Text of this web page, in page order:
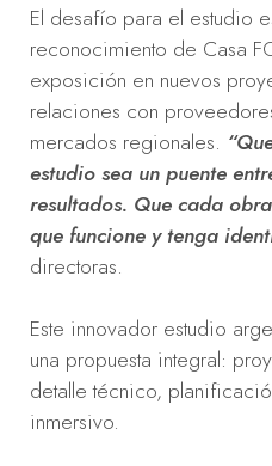
El desafío para el estudio
reconocimiento de Casa
exposición en nuevos
relaciones con
mercados regionales.
estudio sea un puente
resultados. Que cada
que funcione y tenga
directoras.
Este innovador estudio
una propuesta integral:
detalle técnico,
inmersivo.